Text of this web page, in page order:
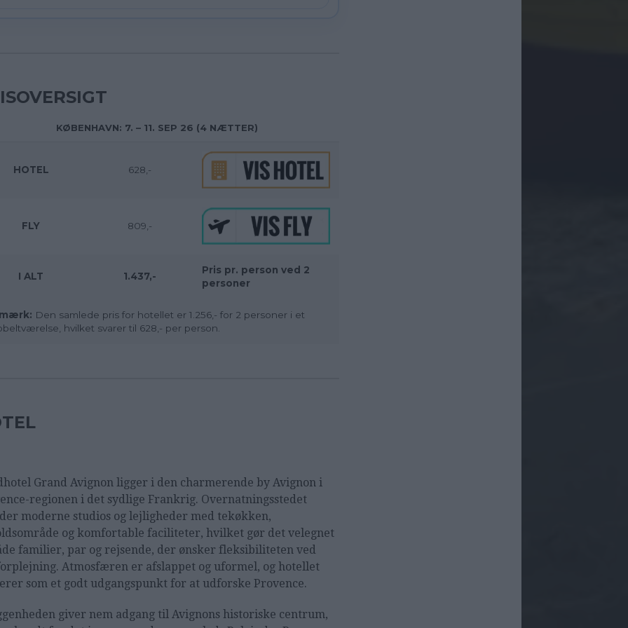
KØBENHAVN: 7. – 11. SEP 26 (4 NÆTTER)
HOTEL 628,-
FLY 809,-
I ALT 1.437,-
Pris pr. person ved 2
personer
Den samlede pris for hotellet er 1.256,- for 2 personer i et
hvilket svarer til 628,- per person.
Grand Avignon ligger i den charmerende by Avignon i
regionen i det sydlige Frankrig. Overnatningsstedet
moderne studios og lejligheder med tekøkken,
og komfortable faciliteter, hvilket gør det velegnet
familier, par og rejsende, der ønsker fleksibiliteten ved
Atmosfæren er afslappet og uformel, og hotellet
som et godt udgangspunkt for at udforske Provence.
giver nem adgang til Avignons historiske centrum,